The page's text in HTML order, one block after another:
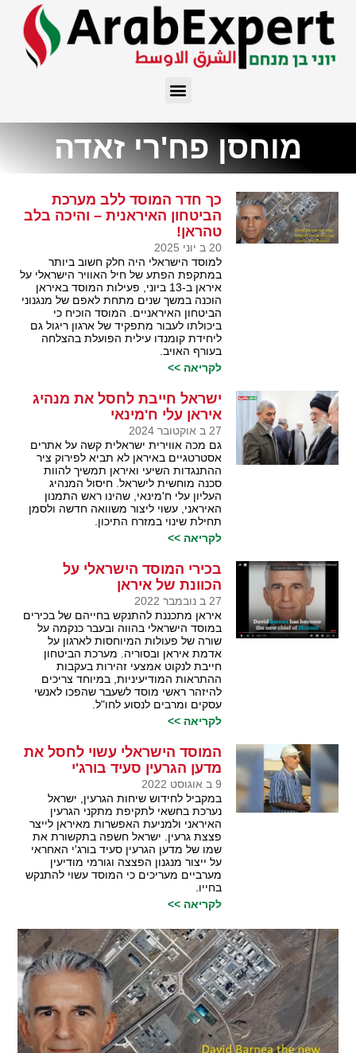
מוחסן פח'רי זאדה
כך חדר המוסד ללב מערכת
הביטחון האיראנית – והיכה בלב
טהראן!
20 ב יוני 2025
למוסד הישראלי היה חלק חשוב ביותר
במתקפת הפתע של חיל האוויר הישראלי על
איראן ב-13 ביוני, פעילות המוסד באיראן
הוכנה במשך שנים מתחת לאפם של מנגנוני
הביטחון האיראניים. המוסד הוכיח כי
ביכולתו לעבור מתפקיד של ארגון ריגול גם
ליחידת קומנדו עילית הפועלת בהצלחה
בעורף האויב.
לקריאה >>
ישראל חייבת לחסל את מנהיג
איראן עלי ח'מינאי
27 ב אוקטובר 2024
גם מכה אווירית ישראלית קשה על אתרים
אסטרטגיים באיראן לא תביא לפירוק ציר
ההתנגדות השיעי ואיראן תמשיך להוות
סכנה מוחשית לישראל. חיסול המנהיג
העליון עלי ח'מינאי, שהינו ראש התמנון
האיראני, עשוי ליצור משוואה חדשה ולסמן
תחילת שינוי במזרח התיכון.
לקריאה >>
בכירי המוסד הישראלי על
הכוונת של איראן
27 ב נובמבר 2022
איראן מתכננת להתנקש בחייהם של בכירים
במוסד הישראלי בהווה ובעבר כנקמה על
שורה של פעולות המיוחסות לארגון על
אדמת איראן ובסוריה. מערכת הביטחון
חייבת לנקוט אמצעי זהירות בעקבות
ההתראות המודיעיניות, במיוחד צריכים
להיזהר ראשי מוסד לשעבר שהפכו לאנשי
עסקים ומרבים לנסוע לחו"ל.
לקריאה >>
המוסד הישראלי עשוי לחסל את
מדען הגרעין סעיד בורג'י
9 ב אוגוסט 2022
במקביל לחידוש שיחות הגרעין, ישראל
נערכת בחשאי לתקיפת מתקני הגרעין
האיראני ולמניעת האפשרות מאיראן לייצר
פצצת גרעין. ישראל חשפה בתקשורת את
שמו של מדען הגרעין סעיד בורג'י האחראי
על ייצור מנגנון הפצצה וגורמי מודיעין
מערביים מעריכים כי המוסד עשוי להתנקש
בחייו.
לקריאה >>